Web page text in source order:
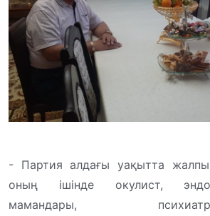
- Партия алдағы уақытта жалпы
оның ішінде окулист,
мамандары, психиатр-